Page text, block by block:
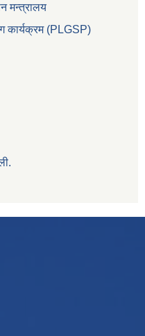
मन्त्रालय
कार्यक्रम (PLGSP)